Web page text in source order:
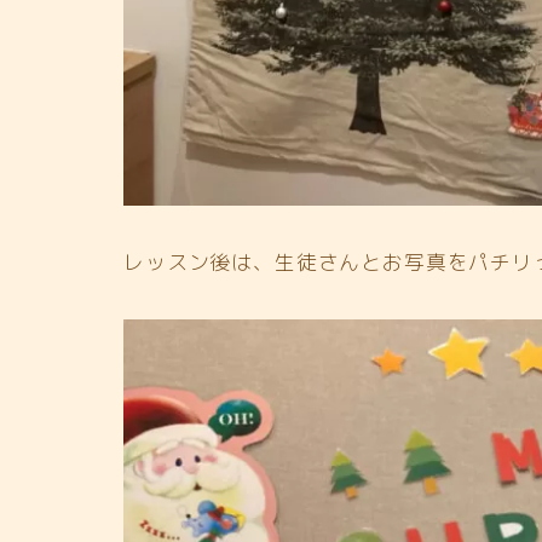
レッスン後は、生徒さんとお写真をパチリ